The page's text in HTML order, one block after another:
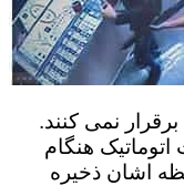
نمی کنند.
هنگام
اشان ذخیره